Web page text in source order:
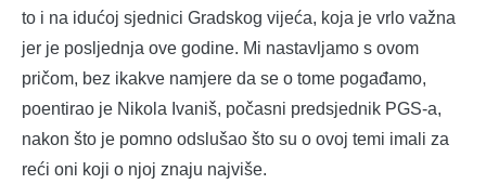
to i na idućoj sjednici Gradskog vijeća, koja je vrlo važna
jer je posljednja ove godine. Mi nastavljamo s ovom
pričom, bez ikakve namjere da se o tome pogađamo,
poentirao je Nikola Ivaniš, počasni predsjednik PGS-a,
nakon što je pomno odslušao što su o ovoj temi imali za
reći oni koji o njoj znaju najviše.